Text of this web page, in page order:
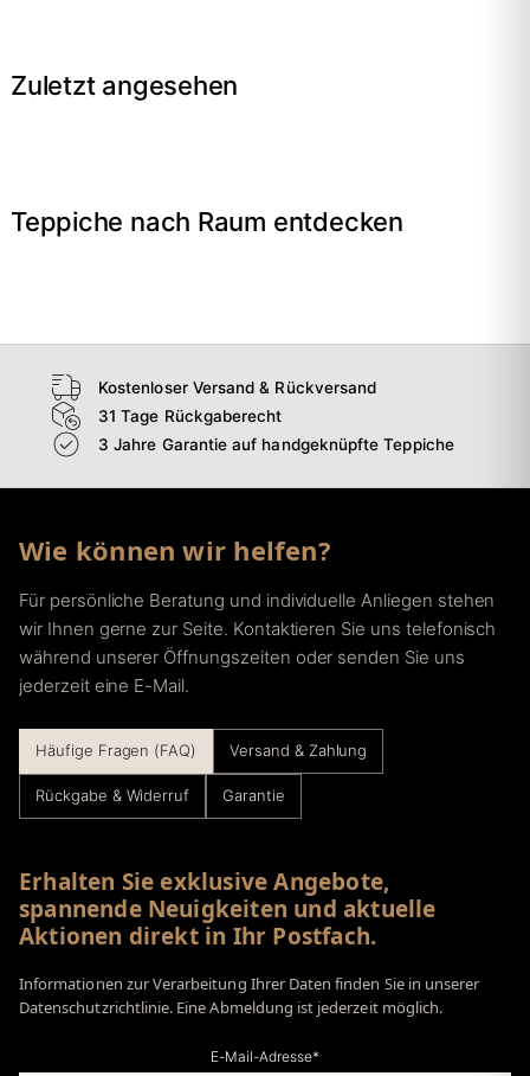
Zuletzt angesehen
Teppiche nach Raum entdecken
Wohnzimmer
Kostenloser Versand & Rückversand
31 Tage Rückgaberecht
3 Jahre Garantie auf handgeknüpfte Teppiche
Wie können wir helfen?
Für persönliche Beratung und individuelle Anliegen stehen
wir Ihnen gerne zur Seite. Kontaktieren Sie uns telefonisch
während unserer Öffnungszeiten oder senden Sie uns
jederzeit eine E-Mail.
Häufige Fragen (FAQ) Versand & Zahlung
Rückgabe & Widerruf Garantie
Erhalten Sie exklusive Angebote,
spannende Neuigkeiten und aktuelle
Aktionen direkt in Ihr Postfach.
Informationen zur Verarbeitung Ihrer Daten finden Sie in unserer
Datenschutzrichtlinie. Eine Abmeldung ist jederzeit möglich.
E-Mail-Adresse*